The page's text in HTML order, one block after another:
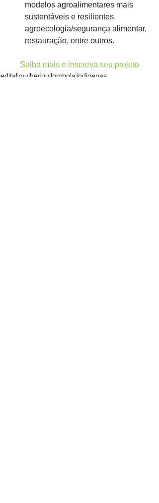
modelos agroalimentares mais
sustentáveis e resilientes,
agroecologia/segurança alimentar,
restauração, entre outros.
Saiba mais e inscreva seu projeto
editalmulherquilombola indigenas